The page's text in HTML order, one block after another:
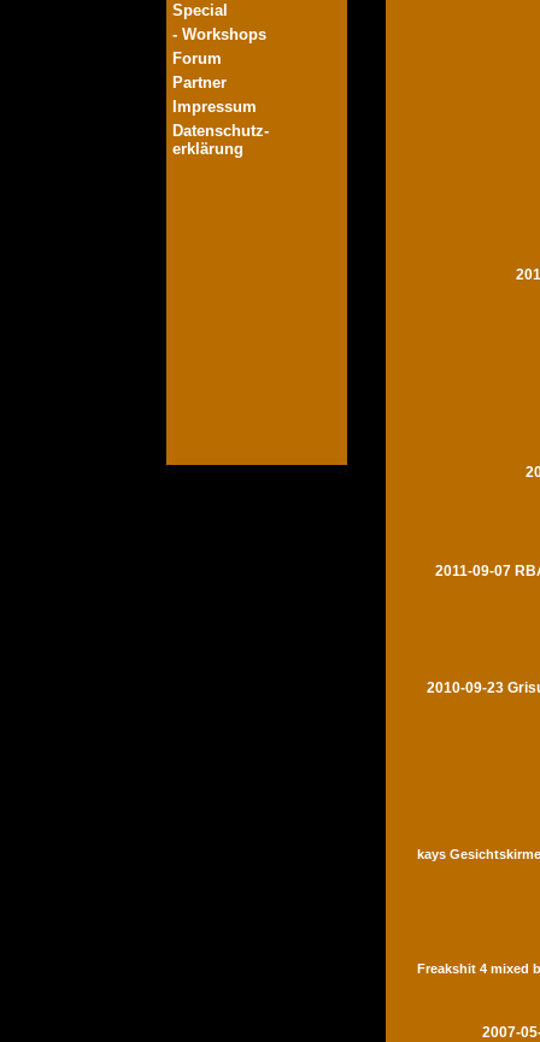
Special
- Workshops
Forum
Partner
Impressum
Datenschutz-
erklärung
2011-09-07
2010-09-23
kays
Freakshit 4 mixed
2007-